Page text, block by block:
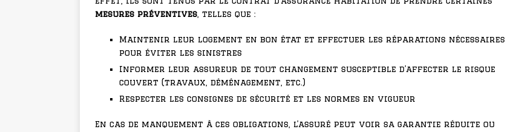
mesures préventives , telles que :
Maintenir leur logement en bon état et effectuer les réparations nécessaires
pour éviter les sinistres
Informer leur assureur de tout changement susceptible d’affecter le risque
couvert (travaux, déménagement, etc.)
Respecter les consignes de sécurité et les normes en vigueur
En cas de manquement à ces obligations, l’assuré peut voir sa garantie réduite ou